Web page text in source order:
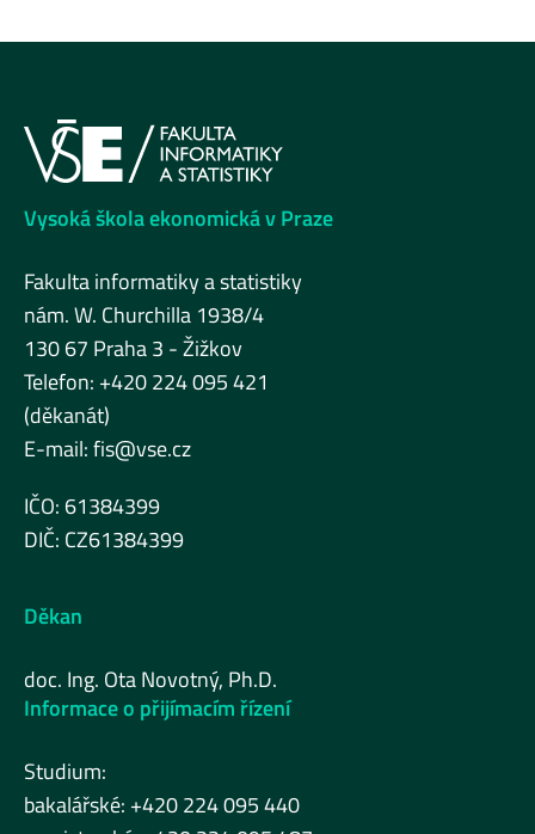
Vysoká škola ekonomická v Praze
Fakulta informatiky a statistiky
nám. W. Churchilla 1938/4
130 67 Praha 3 - Žižkov
Telefon: +420 224 095 421
(děkanát)
E-mail:fis@vse.cz
IČO: 61384399
DIČ: CZ61384399
Děkan
doc. Ing. Ota Novotný, Ph.D.
Informace o přijímacím řízení
Studium:
bakalářské: +420 224 095 440